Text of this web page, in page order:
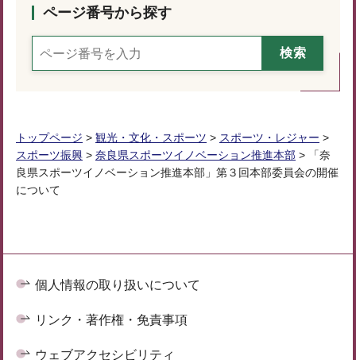
ページ番号から探す
トップページ > 観光・文化・スポーツ > スポーツ・レジャー >
スポーツ振興 > 奈良県スポーツイノベーション推進本部 > 「奈
良県スポーツイノベーション推進本部」第３回本部委員会の開催
について
個人情報の取り扱いについて
リンク・著作権・免責事項
ウェブアクセシビリティ